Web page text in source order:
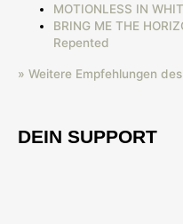
MOTIONLESS IN
BRING ME THE
Repented
» Weitere Empfehlungen
DEIN SUPPORT